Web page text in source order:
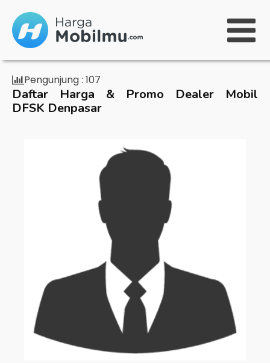
Pengunjung : 107
Daftar Harga & Promo Dealer Mobil
DFSK Denpasar